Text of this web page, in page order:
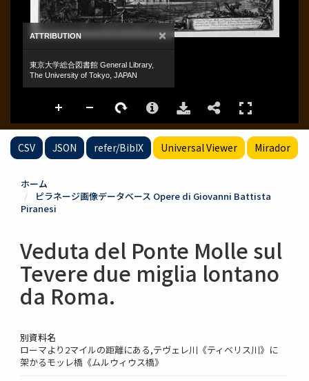
CSV JSON refer/BibIX Universal Viewer Mirador
ホーム
ピラネージ画像データベース Opere di Giovanni Battista
Piranesi
Veduta del Ponte Molle sul
Tevere due miglia lontano
da Roma.
別資料名
ローマより2マイルの距離にある,テヴェレ川《ティベリス川》に
架かるモッレ橋《ムルウィウス橋》